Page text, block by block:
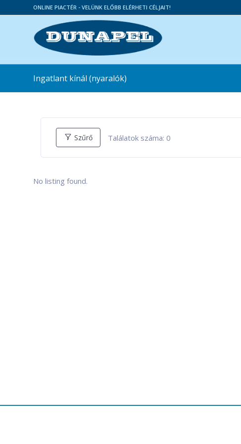
ONLINE PIACTÉR - VELÜNK ELŐBB ELÉRHETI CÉLJAIT!
Ingatlant kínál (nyaralók)
Szűrő Találatok száma: 0
No listing found.